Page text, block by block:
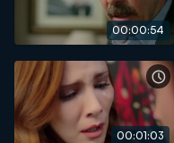
00:00:54
00:01:03